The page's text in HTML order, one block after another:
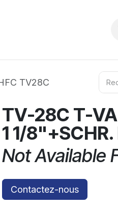
TV28C
TV-28C T-
1 1/
Not Available
Contactez-nous